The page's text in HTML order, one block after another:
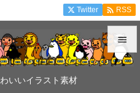
いいイラスト素材


Twitter  RSS